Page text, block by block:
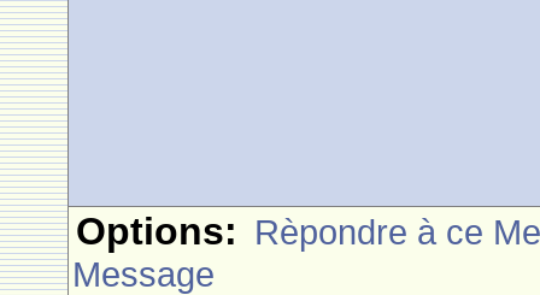
Options: Rèpondre à ce
Message